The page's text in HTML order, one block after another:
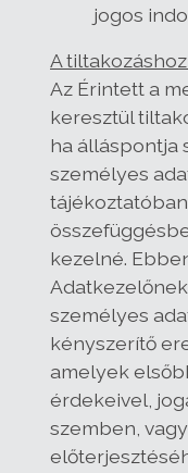
jogos
A
Az Érintett a
keresztül
ha álláspontja
személyes
kezelné.
személyes
kényszerítő
amelyek
érdekeivel,
szemben,